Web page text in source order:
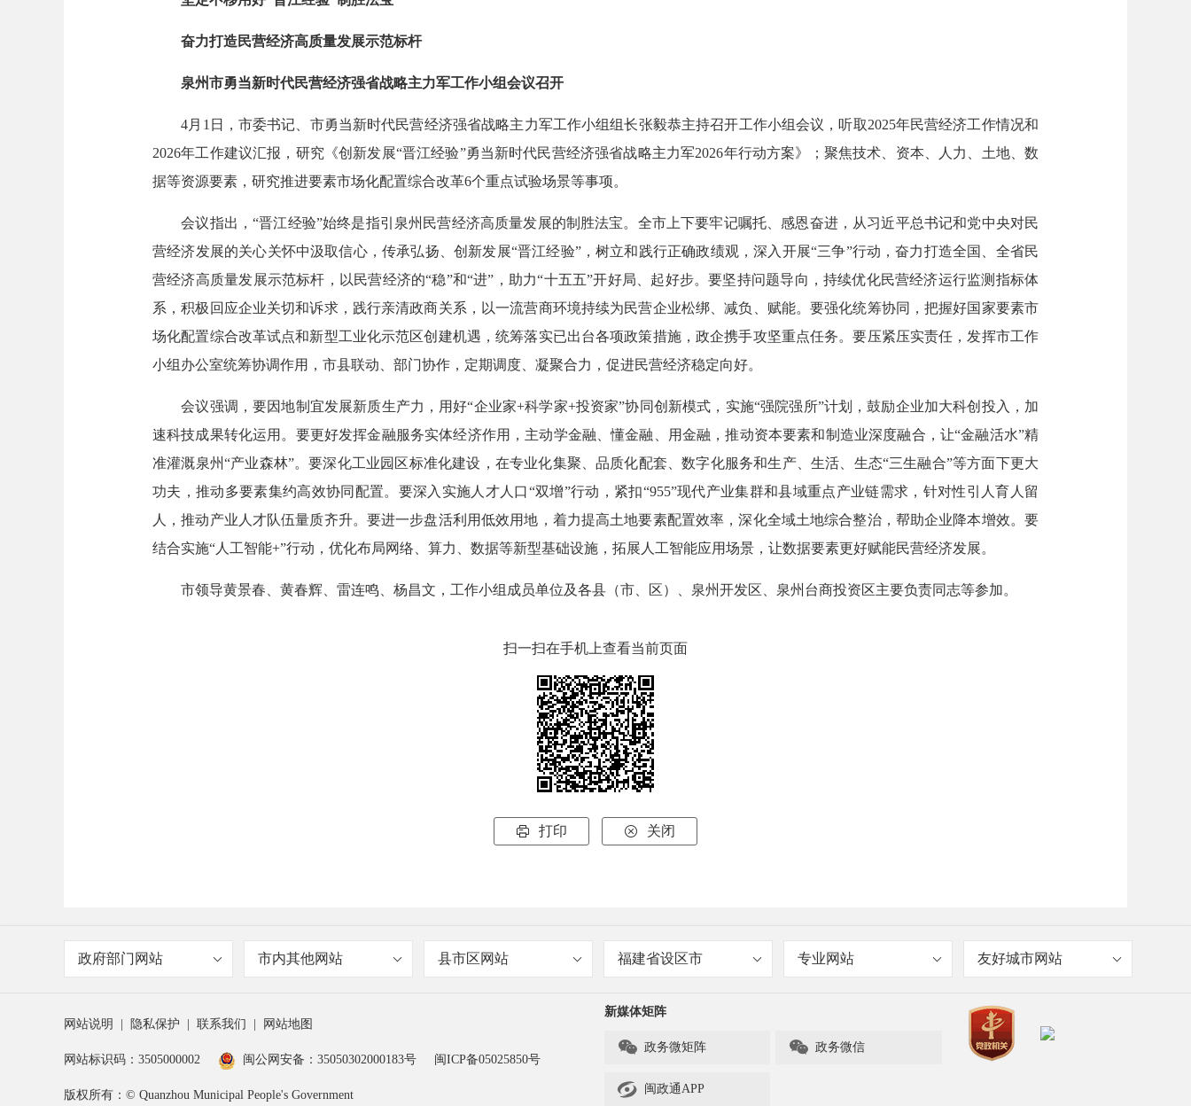
奋力打造民营经济高质量发展示范标杆
泉州市勇当新时代民营经济强省战略主力军工作小组会议召开
4月1日，市委书记、市勇当新时代民营经济强省战略主力军工作小组组长张毅恭主持召开工作小组会议，听取2025年民营经济工作情况和
2026年工作建议汇报，研究《创新发展“晋江经验”勇当新时代民营经济强省战略主力军2026年行动方案》；聚焦技术、资本、人力、土地、数
据等资源要素，研究推进要素市场化配置综合改革6个重点试验场景等事项。
会议指出，“晋江经验”始终是指引泉州民营经济高质量发展的制胜法宝。全市上下要牢记嘱托、感恩奋进，从习近平总书记和党中央对民
营经济发展的关心关怀中汲取信心，传承弘扬、创新发展“晋江经验”，树立和践行正确政绩观，深入开展“三争”行动，奋力打造全国、全省民
营经济高质量发展示范标杆，以民营经济的“稳”和“进”，助力“十五五”开好局、起好步。要坚持问题导向，持续优化民营经济运行监测指标体
系，积极回应企业关切和诉求，践行亲清政商关系，以一流营商环境持续为民营企业松绑、减负、赋能。要强化统筹协同，把握好国家要素市
场化配置综合改革试点和新型工业化示范区创建机遇，统筹落实已出台各项政策措施，政企携手攻坚重点任务。要压紧压实责任，发挥市工作
小组办公室统筹协调作用，市县联动、部门协作，定期调度、凝聚合力，促进民营经济稳定向好。
会议强调，要因地制宜发展新质生产力，用好“企业家+科学家+投资家”协同创新模式，实施“强院强所”计划，鼓励企业加大科创投入，加
速科技成果转化运用。要更好发挥金融服务实体经济作用，主动学金融、懂金融、用金融，推动资本要素和制造业深度融合，让“金融活水”精
准灌溉泉州“产业森林”。要深化工业园区标准化建设，在专业化集聚、品质化配套、数字化服务和生产、生活、生态“三生融合”等方面下更大
功夫，推动多要素集约高效协同配置。要深入实施人才人口“双增”行动，紧扣“955”现代产业集群和县域重点产业链需求，针对性引人育人留
人，推动产业人才队伍量质齐升。要进一步盘活利用低效用地，着力提高土地要素配置效率，深化全域土地综合整治，帮助企业降本增效。要
结合实施“人工智能+”行动，优化布局网络、算力、数据等新型基础设施，拓展人工智能应用场景，让数据要素更好赋能民营经济发展。
市领导黄景春、黄春辉、雷连鸣、杨昌文，工作小组成员单位及各县（市、区）、泉州开发区、泉州台商投资区主要负责同志等参加。
扫一扫在手机上查看当前页面
 打印  关闭
政府部门网站 市内其他网站 县市区网站 福建省设区市 专业网站 友好城市网站
网站说明 隐私保护 联系我们 网站地图
网站标识码：3505000002 闽公网安备：35050302000183号 闽ICP备05025850号
版权所有：© Quanzhou Municipal People's Government
新媒体矩阵
 政务微矩阵  政务微信
 闽政通APP